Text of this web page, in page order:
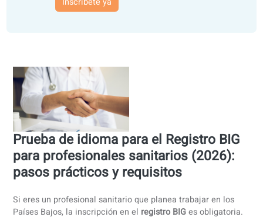
de elegir el método de aprendizaje que mejor te
Inscríbete ya